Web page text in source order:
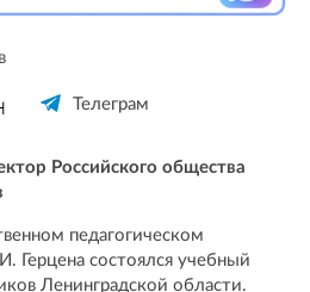
Телеграм
Российского общества
педагогическом
Герцена состоялся учебный
Ленинградской области.